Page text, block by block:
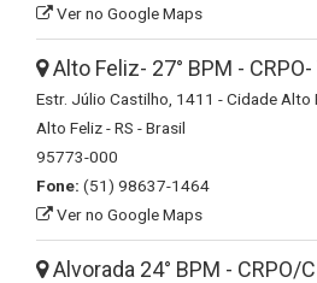
Ver no Google Maps
Alto Feliz- 27° BPM -
Estr. Júlio Castilho, 1411 - Cidade Alto
Alto Feliz - RS - Brasil
95773-000
Fone: (51) 98637-1464
Ver no Google Maps
Alvorada 24° BPM - CRPO/